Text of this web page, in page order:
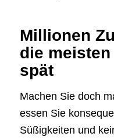
Millionen
die
spät
Machen Sie doch
essen Sie
Süßigkeiten und